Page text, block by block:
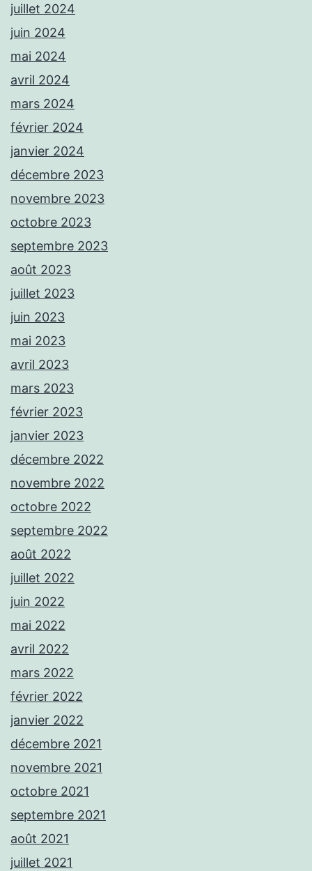
juillet 2024
juin 2024
mai 2024
avril 2024
mars 2024
février 2024
janvier 2024
décembre 2023
novembre 2023
octobre 2023
septembre 2023
août 2023
juillet 2023
juin 2023
mai 2023
avril 2023
mars 2023
février 2023
janvier 2023
décembre 2022
novembre 2022
octobre 2022
septembre 2022
août 2022
juillet 2022
juin 2022
mai 2022
avril 2022
mars 2022
février 2022
janvier 2022
décembre 2021
novembre 2021
octobre 2021
septembre 2021
août 2021
juillet 2021